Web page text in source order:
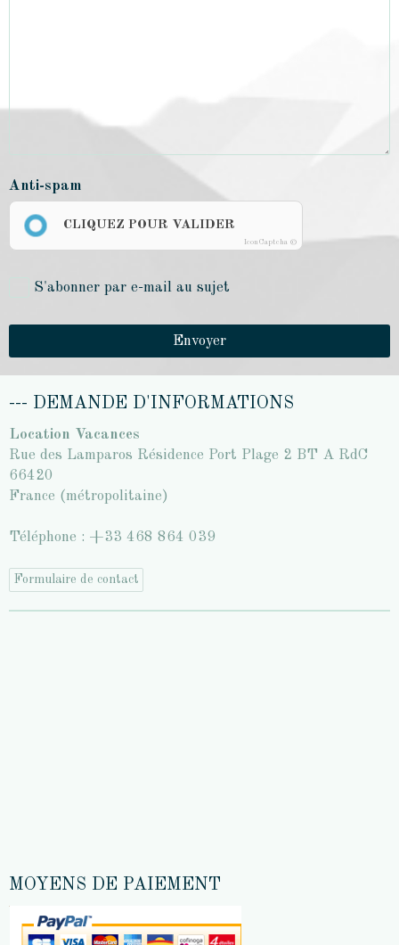
Anti-spam
CLIQUEZ POUR VALIDER
IconCaptcha ©
S'abonner par e-mail au sujet
Envoyer
--- DEMANDE D'INFORMATIONS
Location Vacances
Rue des Lamparos Résidence Port Plage 2 BT A RdC
66420
France (métropolitaine)
Téléphone : +33 468 864 039
Formulaire de contact
MOYENS DE PAIEMENT